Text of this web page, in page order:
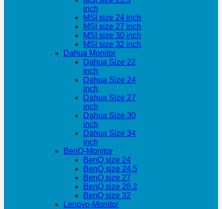
inch
MSI size 24 inch
MSI size 27 inch
MSI size 30 inch
MSI size 32 inch
Dahua Monitor
Dahua Size 22
inch
Dahua Size 24
inch
Dahua Size 27
inch
Dahua Size 30
inch
Dahua Size 34
inch
BenQ-Monitor
BenQ size 24
BenQ size 24.5
BenQ size 27
BenQ size 28.2
BenQ size 32
Lenovo-Monitor